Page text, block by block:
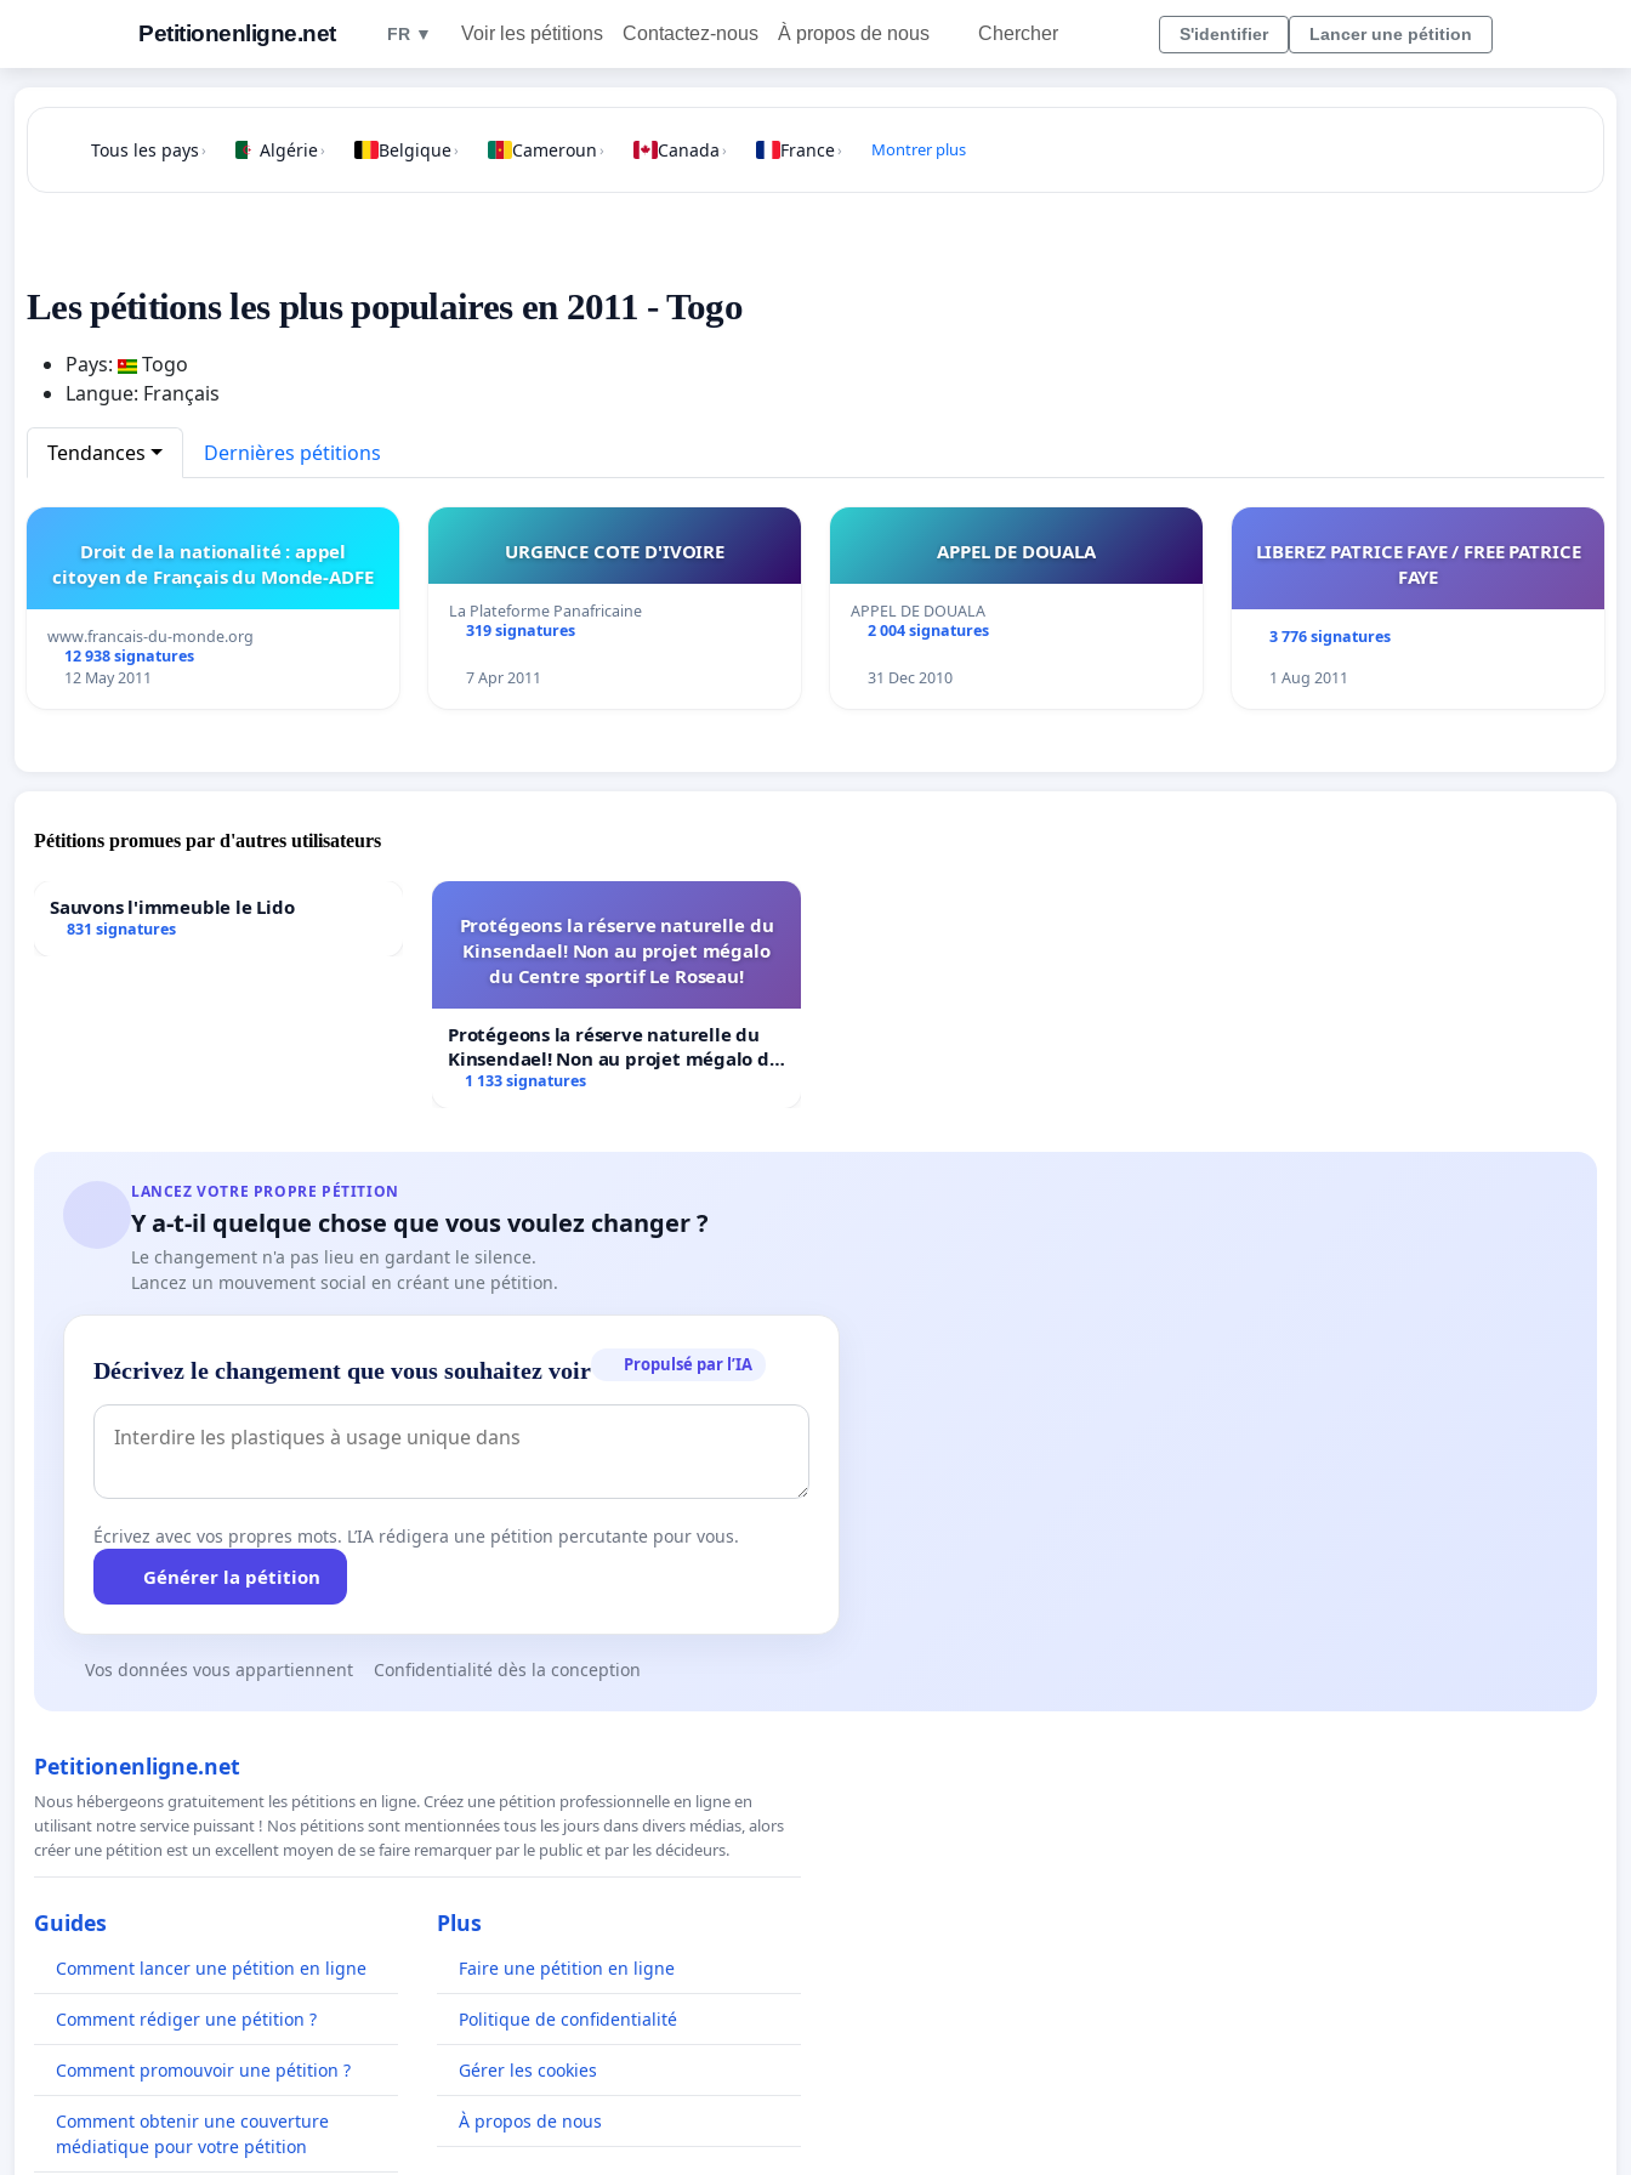
Petitionenligne.net FR ▼ Voir les pétitions Contactez-nous À propos de nous Chercher S'identifier Lancer une pétition
Tous les pays › Algérie› Belgique› Cameroun › Canada › France› Montrer plus
Les pétitions les plus populaires en 2011 - Togo
Pays:
Togo
Langue: Français
Tendances Dernières pétitions
Droit de la nationalité : appel
citoyen de Français du Monde-ADFE
www.francais-du-monde.org
12 938 signatures
12 May 2011
URGENCE COTE D'IVOIRE
La Plateforme Panafricaine
319 signatures
7 Apr 2011
APPEL DE DOUALA
APPEL DE DOUALA
2 004 signatures
31 Dec 2010
LIBEREZ PATRICE FAYE / FREE PATRICE
FAYE
3 776 signatures
1 Aug 2011
Pétitions promues par d'autres utilisateurs
Sauvons l'immeuble le Lido
831 signatures
Protégeons la réserve naturelle du
Kinsendael! Non au projet mégalo
du Centre sportif Le Roseau!
Protégeons la réserve naturelle du
Kinsendael! Non au projet mégalo du
Centre sportif Le Roseau!
1 133 signatures
LANCEZ VOTRE PROPRE PÉTITION
Y a-t-il quelque chose que vous voulez changer ?
Le changement n'a pas lieu en gardant le silence.
Lancez un mouvement social en créant une pétition.
Décrivez le changement que vous souhaitez voir Propulsé par l’IA
Écrivez avec vos propres mots. L’IA rédigera une pétition percutante pour vous.
Générer la pétition
Vos données vous appartiennent Confidentialité dès la conception
Petitionenligne.net
Nous hébergeons gratuitement les pétitions en ligne. Créez une pétition professionnelle en ligne en
utilisant notre service puissant ! Nos pétitions sont mentionnées tous les jours dans divers médias, alors
créer une pétition est un excellent moyen de se faire remarquer par le public et par les décideurs.
Guides
Comment lancer une pétition en ligne
Comment rédiger une pétition ?
Comment promouvoir une pétition ?
Comment obtenir une couverture
médiatique pour votre pétition
Plus
Faire une pétition en ligne
Politique de confidentialité
Gérer les cookies
À propos de nous